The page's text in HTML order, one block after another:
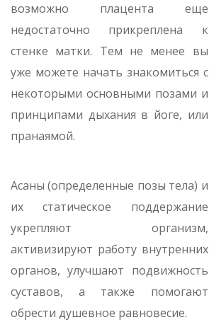
возможно плацента еще
недостаточно прикреплена к
стенке матки. Тем не менее вы
уже можете начать знакомиться с
некоторыми основными позами и
принципами дыхания в йоге, или
пранаямой.
Асаны (определенные позы тела) и
их статическое поддержание
укрепляют организм,
активизируют работу внутренних
органов, улучшают подвижность
суставов, а также помогают
обрести душевное равновесие.